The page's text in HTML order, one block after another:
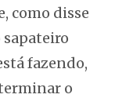
como disse
sapateiro
fazendo,
o